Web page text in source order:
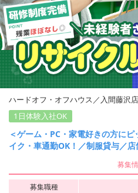
ハードオフ・オフハウス／入間藤沢店
1日体験入社OK
＜ゲーム・PC・家電好きの方に
イク・車通勤OK！／制服貸与／店
募集
募集職種